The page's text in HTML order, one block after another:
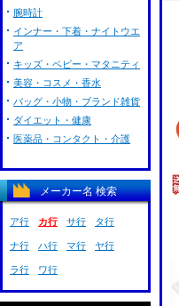
腕時計
インナー・下着・ナイトウエ
ア
キッズ・ベビー・マタニティ
美容・コスメ・香水
バッグ・小物・ブランド雑貨
ダイエット・健康
医薬品・コンタクト・介護
メーカー名 検索
ア行 カ行 サ行 タ行
ナ行 ハ行 マ行 ヤ行
ラ行 ワ行